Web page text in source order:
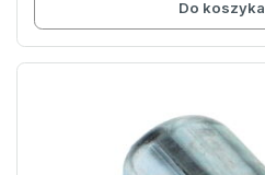
Do koszyka